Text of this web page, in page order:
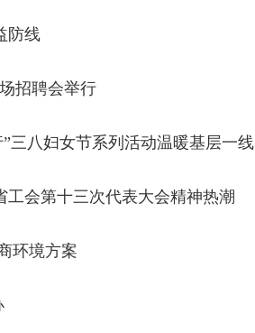
防线
招聘会举行
三八妇女节系列活动温暖基层一线
会第十三次代表大会精神热潮
环境方案